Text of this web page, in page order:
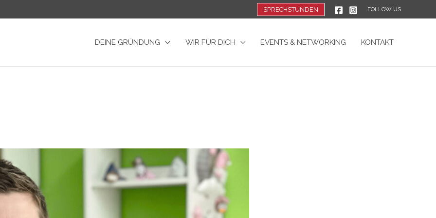
SPRECHSTUNDEN FOLLOW US
DEINE GRÜNDUNG WIR FÜR DICH EVENTS & NETWORKING KONTAKT